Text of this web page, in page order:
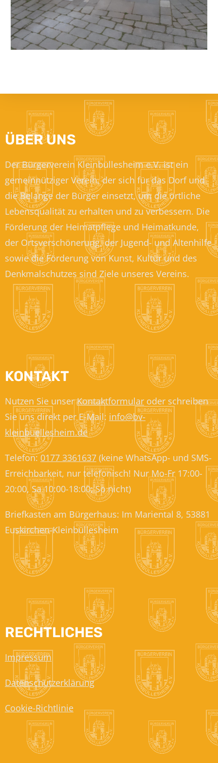
ÜBER UNS
Der Bürgerverein Kleinbüllesheim e.V. ist ein
gemeinnütziger Verein, der sich für das Dorf und
die Belange der Bürger einsetzt, um die örtliche
Lebensqualität zu erhalten und zu verbessern. Die
Förderung der Heimatpflege und Heimatkunde,
der Ortsverschönerung, der Jugend- und Altenhilfe
sowie die Förderung von Kunst, Kultur und des
Denkmalschutzes sind Ziele unseres Vereins.
KONTAKT
Nutzen Sie unserKontaktformular oder schreiben
Sie uns direkt per E-Mail: info@bv-
kleinbuellesheim.de
Telefon: 0177 3361637 (keine WhatsApp- und SMS-
Erreichbarkeit, nur telefonisch! Nur Mo-Fr 17:00-
20:00, Sa 10:00-18:00; So nicht)
Briefkasten am Bürgerhaus: Im Mariental 8, 53881
Euskirchen-Kleinbüllesheim
RECHTLICHES
Impressum
Datenschutzerklärung
Cookie-Richtlinie